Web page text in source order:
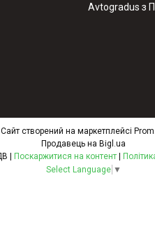
Avtogradus з
Сайт створений на маркетплейсі
Продавець на Bigl.ua
Поскаржитися на контент
Select Language ▼